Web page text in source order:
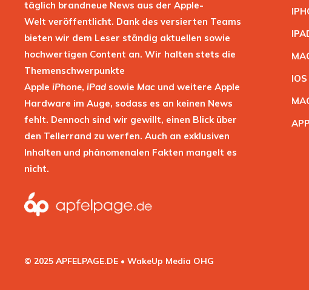
täglich brandneue News aus der Apple-
Welt veröffentlicht. Dank des versierten Teams
bieten wir dem Leser ständig aktuellen sowie
hochwertigen Content an. Wir halten stets die
Themenschwerpunkte
Apple iPhone, iPad sowie Mac und weitere Apple
Hardware im Auge, sodass es an keinen News
fehlt. Dennoch sind wir gewillt, einen Blick über
den Tellerrand zu werfen. Auch an exklusiven
Inhalten und phänomenalen Fakten mangelt es
nicht.
IPA
MA
IOS
© 2025 APFELPAGE.DE • WakeUp Media OHG